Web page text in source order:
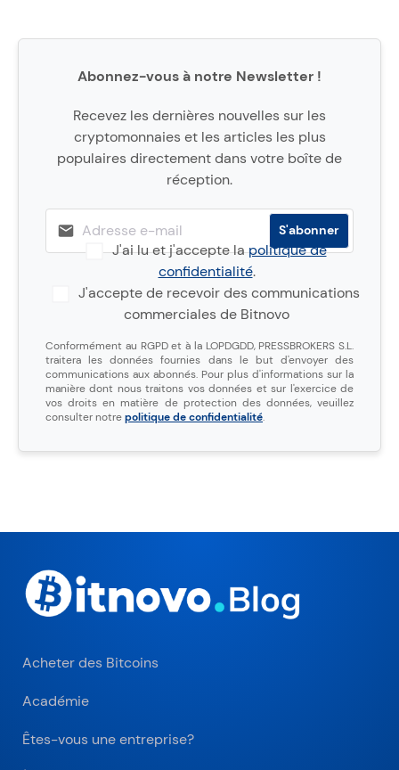
Abonnez-vous à notre Newsletter !
Recevez les dernières nouvelles sur les
cryptomonnaies et les articles les plus
populaires directement dans votre boîte de
réception.
J'ai lu et j'accepte lapolitique de
confidentialité.
J'accepte de recevoir des communications
commerciales de Bitnovo
Conformément au RGPD et à la LOPDGDD, PRESSBROKERS S.L.
traitera les données fournies dans le but d'envoyer des
communications aux abonnés. Pour plus d'informations sur la
manière dont nous traitons vos données et sur l'exercice de
vos droits en matière de protection des données, veuillez
consulter notrepolitique de confidentialité.
Acheter des Bitcoins
Académie
Êtes-vous une entreprise?